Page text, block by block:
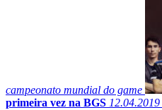
campeonato mundial do game
primeira vez na BGS 12.04.2019